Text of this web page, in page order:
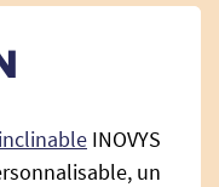
INOVYS
un